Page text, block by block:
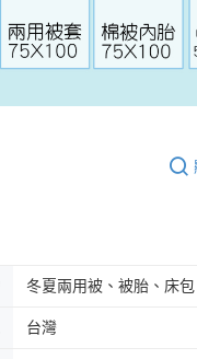
冬夏兩用被、被胎、床
台灣